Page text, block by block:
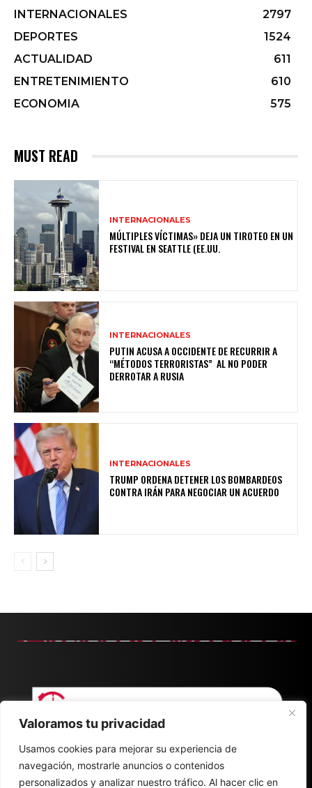
Valoramos tu privacidad
Usamos cookies para mejorar su experiencia de
navegación, mostrarle anuncios o contenidos
personalizados y analizar nuestro tráfico. Al hacer clic en
INTERNACIONALES
2797
DEPORTES
1524
ACTUALIDAD
611
ENTRETENIMIENTO
610
ECONOMIA
575
MUST READ
INTERNACIONALES
MÚLTIPLES VÍCTIMAS» DEJA UN TIROTEO EN UN
FESTIVAL EN SEATTLE (EE.UU.
INTERNACIONALES
PUTIN ACUSA A OCCIDENTE DE RECURRIR A
“MÉTODOS TERRORISTAS” AL NO PODER
DERROTAR A RUSIA
INTERNACIONALES
TRUMP ORDENA DETENER LOS BOMBARDEOS
CONTRA IRÁN PARA NEGOCIAR UN ACUERDO